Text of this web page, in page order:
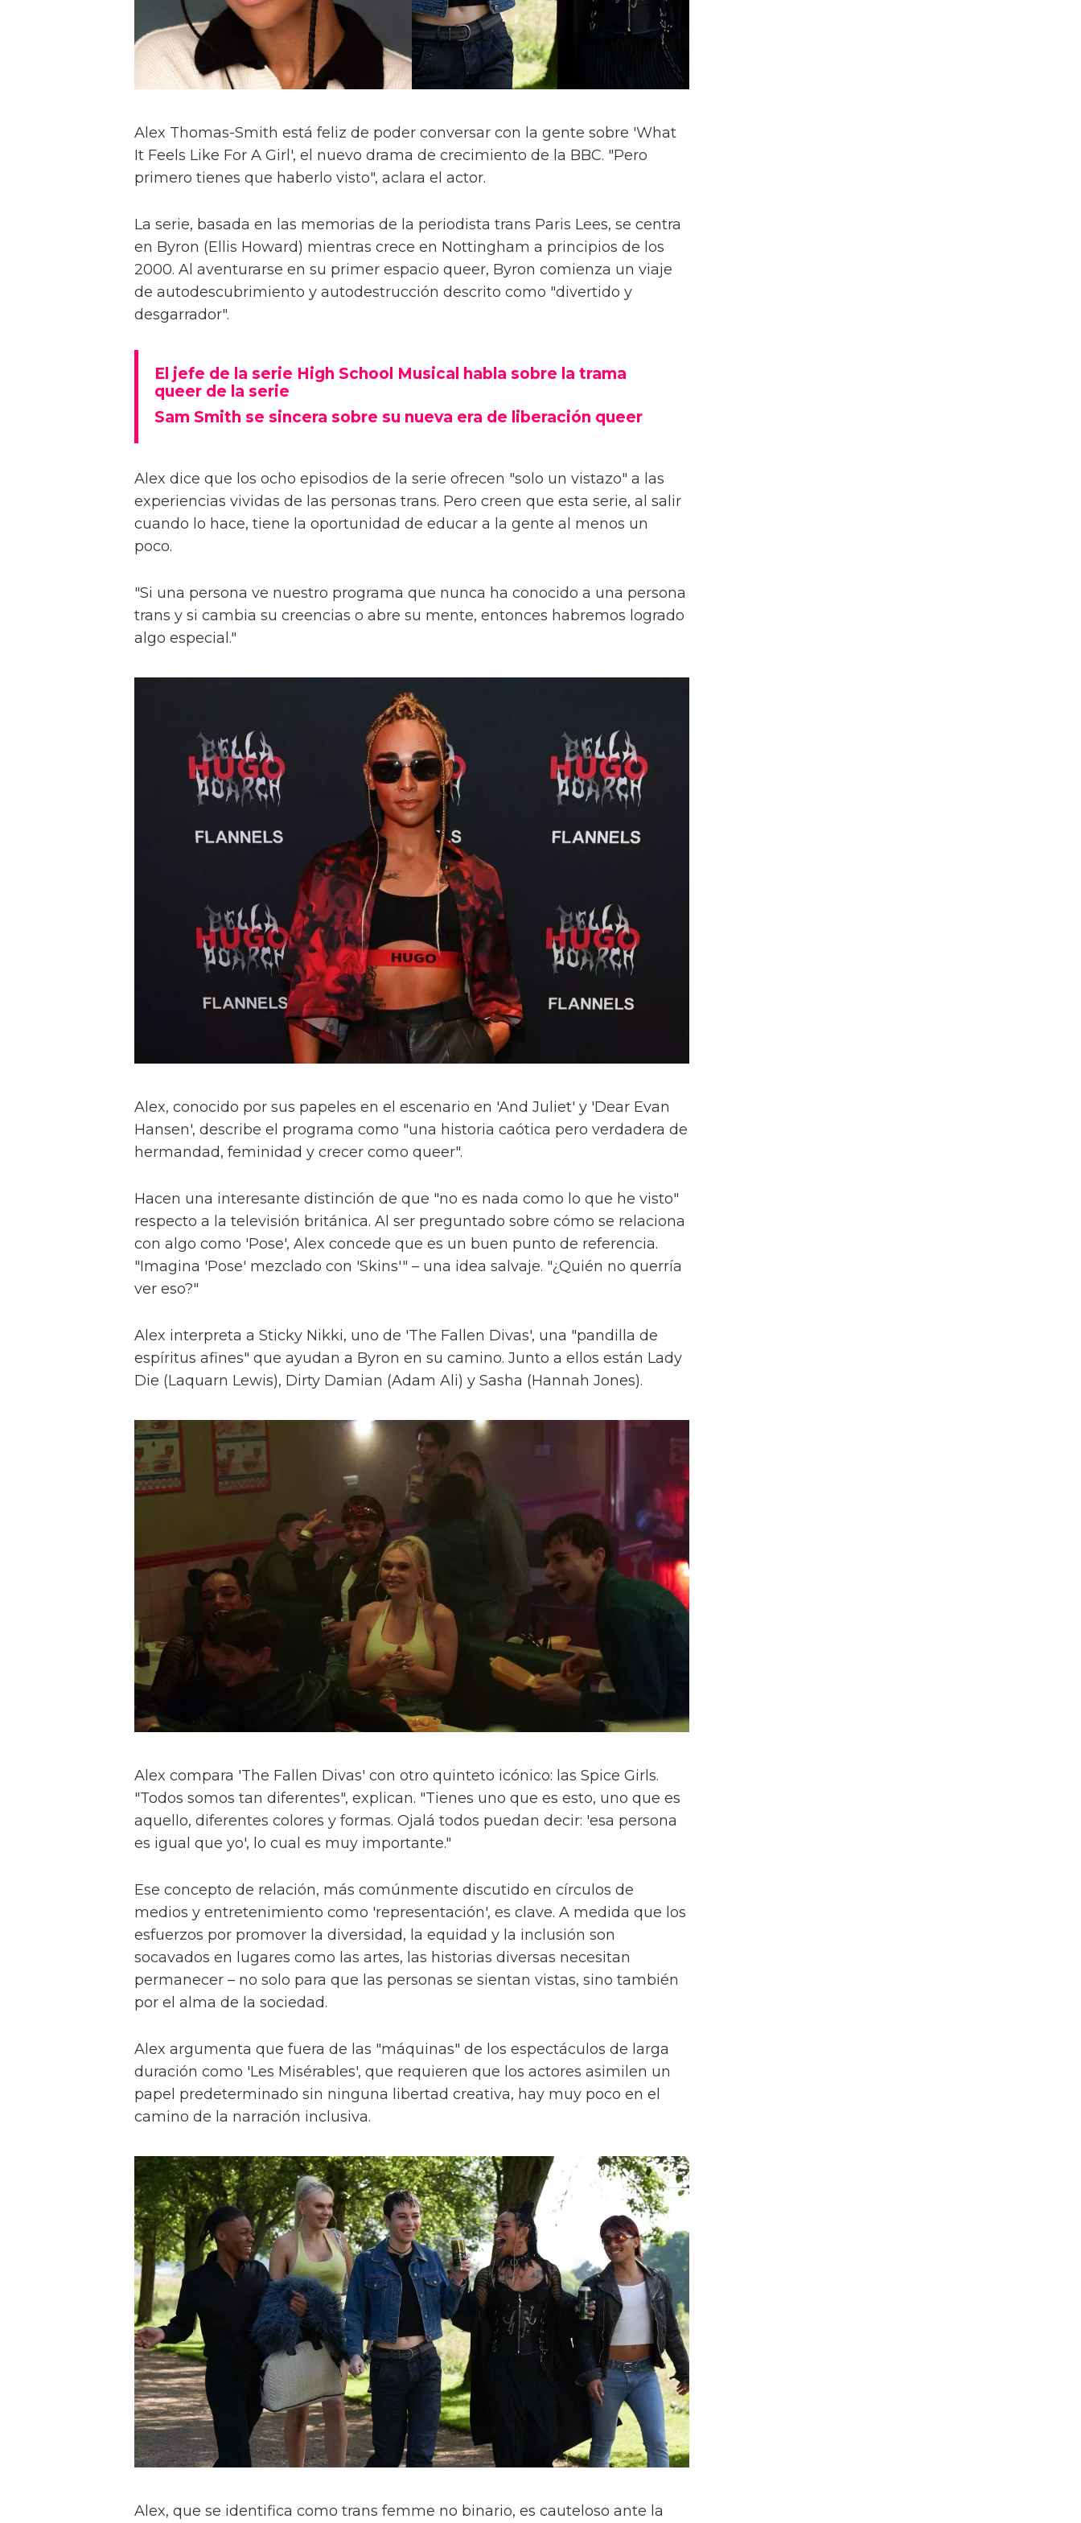
Alex Thomas-Smith está feliz de poder conversar con la gente sobre 'What
It Feels Like For A Girl', el nuevo drama de crecimiento de la BBC. "Pero
primero tienes que haberlo visto", aclara el actor.
La serie, basada en las memorias de la periodista trans Paris Lees, se centra
en Byron (Ellis Howard) mientras crece en Nottingham a principios de los
2000. Al aventurarse en su primer espacio queer, Byron comienza un viaje
de autodescubrimiento y autodestrucción descrito como "divertido y
desgarrador".
El jefe de la serie High School Musical habla sobre la trama
queer de la serie
Sam Smith se sincera sobre su nueva era de liberación queer
Alex dice que los ocho episodios de la serie ofrecen "solo un vistazo" a las
experiencias vividas de las personas trans. Pero creen que esta serie, al salir
cuando lo hace, tiene la oportunidad de educar a la gente al menos un
poco.
"Si una persona ve nuestro programa que nunca ha conocido a una persona
trans y si cambia su creencias o abre su mente, entonces habremos logrado
algo especial."
Alex, conocido por sus papeles en el escenario en 'And Juliet' y 'Dear Evan
Hansen', describe el programa como "una historia caótica pero verdadera de
hermandad, feminidad y crecer como queer".
Hacen una interesante distinción de que "no es nada como lo que he visto"
respecto a la televisión británica. Al ser preguntado sobre cómo se relaciona
con algo como 'Pose', Alex concede que es un buen punto de referencia.
"Imagina 'Pose' mezclado con 'Skins'" – una idea salvaje. "¿Quién no querría
ver eso?"
Alex interpreta a Sticky Nikki, uno de 'The Fallen Divas', una "pandilla de
espíritus afines" que ayudan a Byron en su camino. Junto a ellos están Lady
Die (Laquarn Lewis), Dirty Damian (Adam Ali) y Sasha (Hannah Jones).
Alex compara 'The Fallen Divas' con otro quinteto icónico: las Spice Girls.
"Todos somos tan diferentes", explican. "Tienes uno que es esto, uno que es
aquello, diferentes colores y formas. Ojalá todos puedan decir: 'esa persona
es igual que yo', lo cual es muy importante."
Ese concepto de relación, más comúnmente discutido en círculos de
medios y entretenimiento como 'representación', es clave. A medida que los
esfuerzos por promover la diversidad, la equidad y la inclusión son
socavados en lugares como las artes, las historias diversas necesitan
permanecer – no solo para que las personas se sientan vistas, sino también
por el alma de la sociedad.
Alex argumenta que fuera de las "máquinas" de los espectáculos de larga
duración como 'Les Misérables', que requieren que los actores asimilen un
papel predeterminado sin ninguna libertad creativa, hay muy poco en el
camino de la narración inclusiva.
Alex, que se identifica como trans femme no binario, es cauteloso ante la